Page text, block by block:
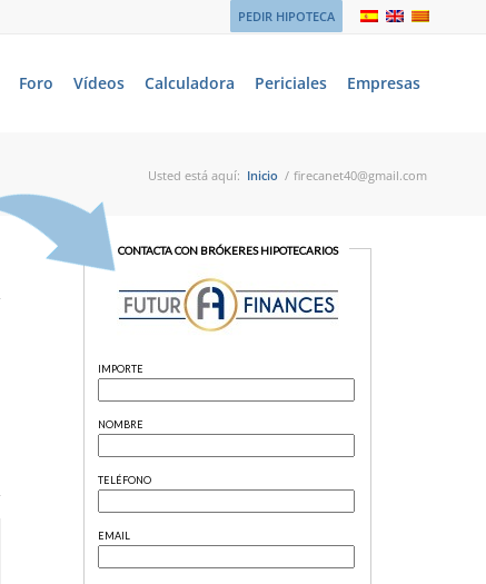
PEDIR HIPOTECA
Foro Vídeos Calculadora Periciales Empresas
Usted está aquí: Inicio / firecanet40@gmail.com